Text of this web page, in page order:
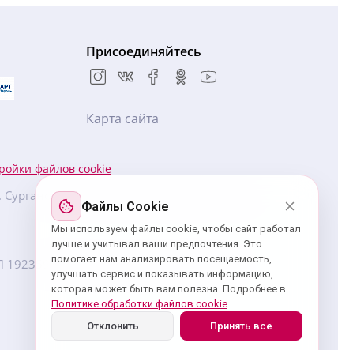
Присоединяйтесь
Карта сайта
файлов cookie
57Б, БЦ «Новая Европа», 5 этаж,
зарегистрировано Минским
Файлы Cookie
Мы используем файлы cookie, чтобы сайт работал
лучше и учитывал ваши предпочтения. Это
помогает нам анализировать посещаемость,
улучшать сервис и показывать информацию,
которая может быть вам полезна. Подробнее в
Политике обработки файлов cookie.
Отклонить
Принять все